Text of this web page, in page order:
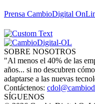
Prensa CambioDigital
SOBRE NOSOTROS
"Al menos el 40% de las
años... si no descubren
adaptarse a las nuevas
Contáctenos:
SÍGUENOS